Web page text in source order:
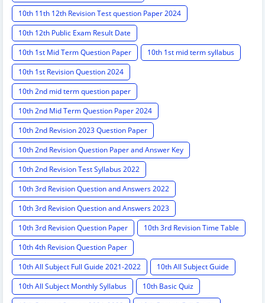
10th 11th 12th Revision Test question Paper 2024
10th 12th Public Exam Result Date
10th 1st Mid Term Question Paper
10th 1st mid term syllabus
10th 1st Revision Question 2024
10th 2nd mid term question paper
10th 2nd Mid Term Question Paper 2024
10th 2nd Revision 2023 Question Paper
10th 2nd Revision Question Paper and Answer Key
10th 2nd Revision Test Syllabus 2022
10th 3rd Revision Question and Answers 2022
10th 3rd Revision Question and Answers 2023
10th 3rd Revision Question Paper
10th 3rd Revision Time Table
10th 4th Revision Question Paper
10th All Subject Full Guide 2021-2022
10th All Subject Guide
10th All Subject Monthly Syllabus
10th Basic Quiz